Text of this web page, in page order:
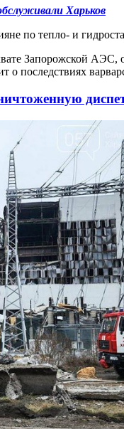
Харьков
по тепло- и
Запорожской
о последствиях